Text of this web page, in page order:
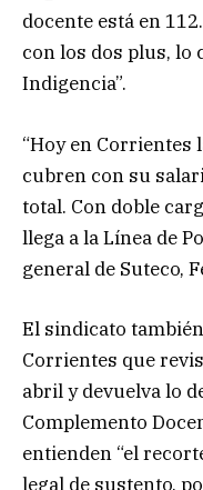
docente está en
con los dos plus, lo
Indigencia”.
“Hoy en Corrientes
cubren con su
total. Con doble
llega a la Línea de
general de Suteco,
El sindicato
Corrientes que
abril y devuelva lo
Complemento
entienden “el
legal de sustento,